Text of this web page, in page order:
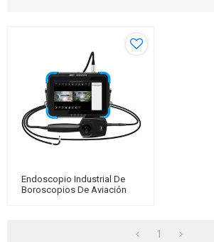
Endoscopio Industrial De
Boroscopios De Aviación
1